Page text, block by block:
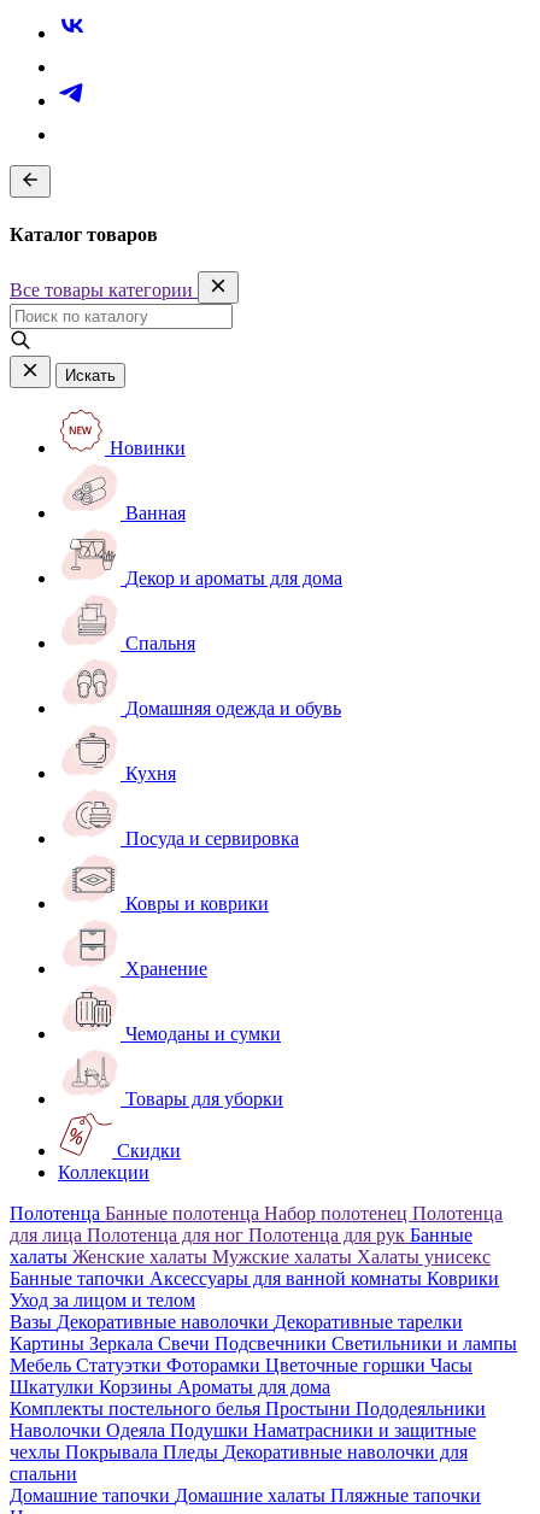
Каталог товаров
Все товары категории
Искать
Новинки
Ванная
Декор и ароматы для дома
Спальня
Домашняя одежда и обувь
Кухня
Посуда и сервировка
Ковры и коврики
Хранение
Чемоданы и сумки
Товары для уборки
Скидки
Коллекции
Полотенца Банные полотенца Набор полотенец Полотенца
для лица Полотенца для ног Полотенца для рук Банные
халаты Женские халаты Мужские халаты Халаты унисекс
Банные тапочки Аксессуары для ванной комнаты Коврики
Уход за лицом и телом
Вазы Декоративные наволочки Декоративные тарелки
Картины Зеркала Свечи Подсвечники Светильники и лампы
Мебель Статуэтки Фоторамки Цветочные горшки Часы
Шкатулки Корзины Ароматы для дома
Комплекты постельного белья Простыни Пододеяльники
Наволочки Одеяла Подушки Наматрасники и защитные
чехлы Покрывала Пледы Декоративные наволочки для
спальни
Домашние тапочки Домашние халаты Пляжные тапочки